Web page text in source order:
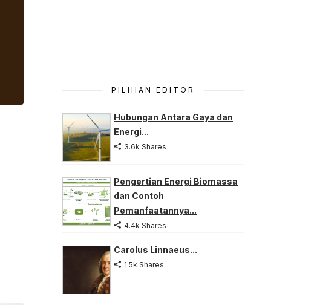
PILIHAN EDITOR
Hubungan Antara Gaya dan
Energi...
3.6k Shares
Pengertian Energi Biomassa
dan Contoh
Pemanfaatannya...
4.4k Shares
Carolus Linnaeus...
1.5k Shares